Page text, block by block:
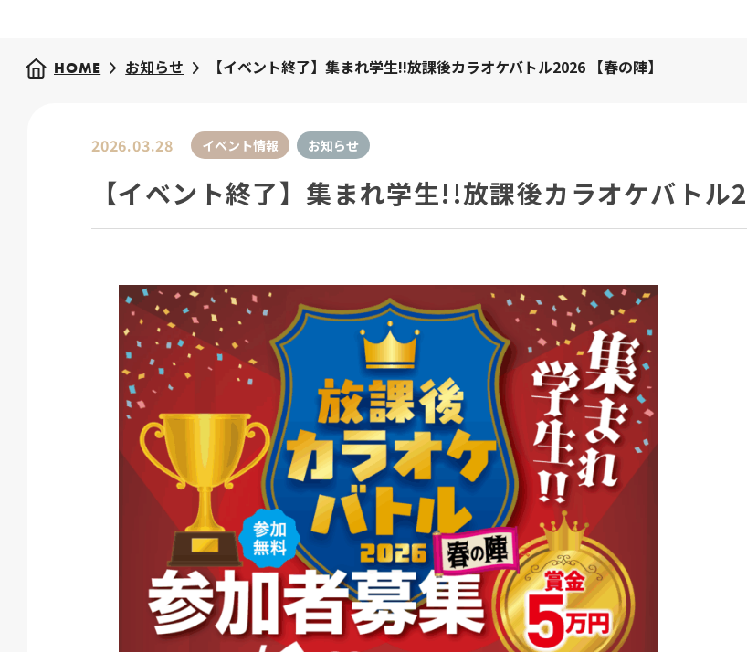
HOME お知らせ 【イベント終了】集まれ学生!!放課後カラオケバトル2026 【春の陣】
2026.03.28 イベント情報 お知らせ
【イベント終了】集まれ学生!!放課後カラオケバトル